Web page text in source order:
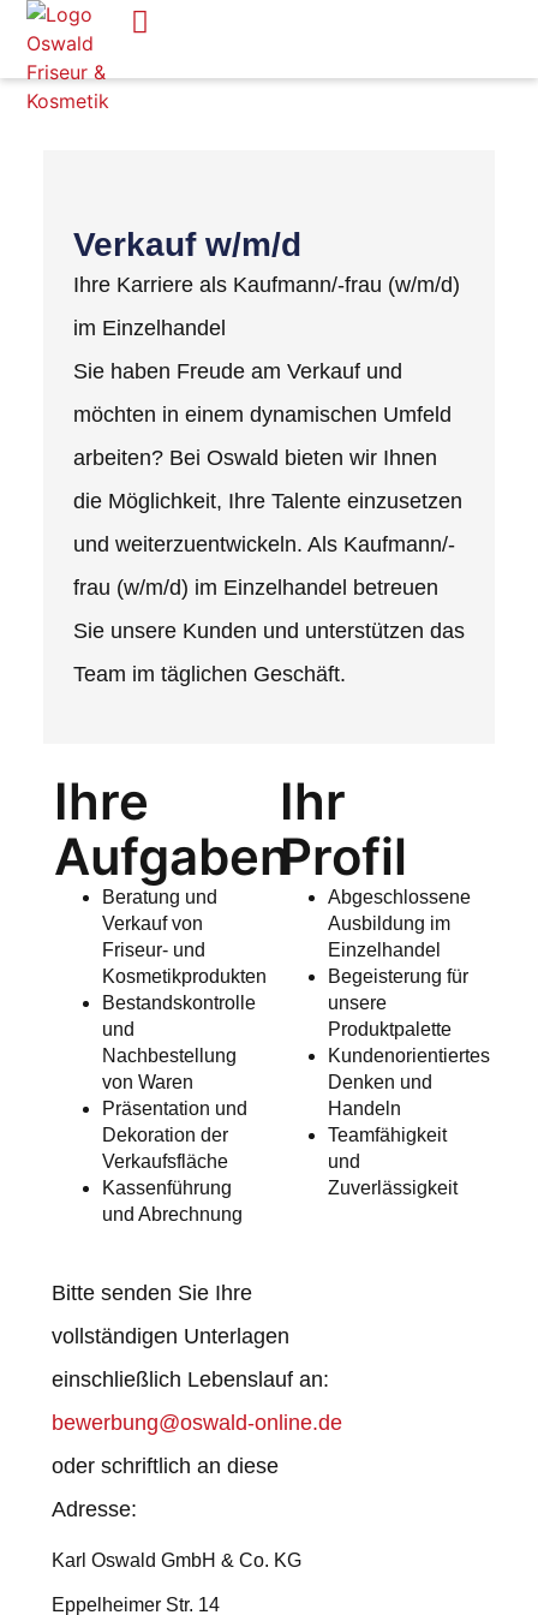
Verkauf w/m/d
Ihre Karriere als Kaufmann/-frau (w/m/d)
im Einzelhandel
Sie haben Freude am Verkauf und
möchten in einem dynamischen Umfeld
arbeiten? Bei Oswald bieten wir Ihnen
die Möglichkeit, Ihre Talente einzusetzen
und weiterzuentwickeln. Als Kaufmann/-
frau (w/m/d) im Einzelhandel betreuen
Sie unsere Kunden und unterstützen das
Team im täglichen Geschäft.
Ihre
Aufgaben
Beratung und
Verkauf von
Friseur- und
Kosmetikprodukten
Bestandskontrolle
und
Nachbestellung
von Waren
Präsentation und
Dekoration der
Verkaufsfläche
Kassenführung
und Abrechnung
Ihr
Profil
Abgeschlossene
Ausbildung im
Einzelhandel
Begeisterung für
unsere
Produktpalette
Kundenorientiertes
Denken und
Handeln
Teamfähigkeit
und
Zuverlässigkeit
Bitte senden Sie Ihre
vollständigen Unterlagen
einschließlich Lebenslauf an:
bewerbung@oswald-online.de
oder schriftlich an diese
Adresse:
Karl Oswald GmbH & Co. KG
Eppelheimer Str. 14